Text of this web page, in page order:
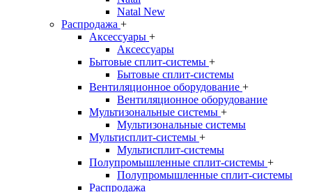
Natal New
Распродажа +
Аксессуары +
Аксессуары
Бытовые сплит-системы +
Бытовые сплит-системы
Вентиляционное оборудование +
Вентиляционное оборудование
Мультизональные системы +
Мультизональные системы
Мультисплит-системы +
Мультисплит-системы
Полупромышленные сплит-системы +
Полупромышленные сплит-системы
Распродажа